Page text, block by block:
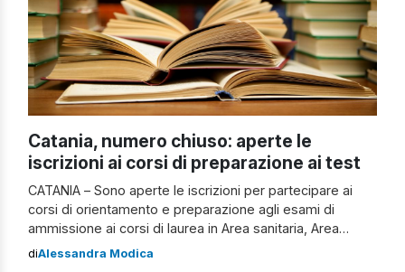
Catania, numero chiuso: aperte le
iscrizioni ai corsi di preparazione ai test
CATANIA – Sono aperte le iscrizioni per partecipare ai
corsi di orientamento e preparazione agli esami di
ammissione ai corsi di laurea in Area sanitaria, Area
tecnico-scientifica e Ingegneria edile-Architettura
diAlessandra Modica